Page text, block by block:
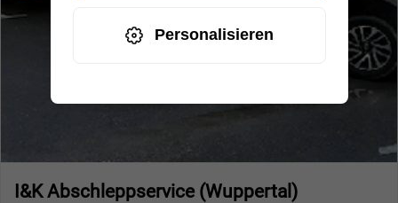
I&K Abschleppservice (Wuppertal)
Personalisieren